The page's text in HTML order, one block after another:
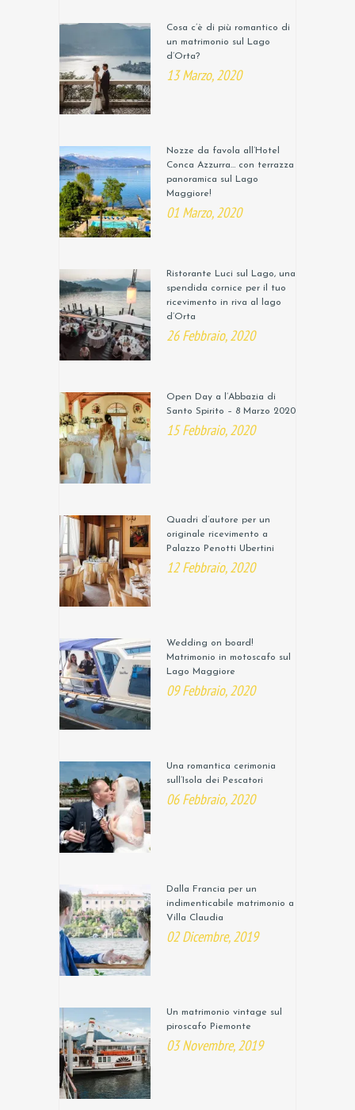
Cosa c’è di più romantico di
un matrimonio sul Lago
d’Orta?
13 Marzo, 2020
Nozze da favola all’Hotel
Conca Azzurra… con terrazza
panoramica sul Lago
Maggiore!
01 Marzo, 2020
Ristorante Luci sul Lago, una
spendida cornice per il tuo
ricevimento in riva al lago
d’Orta
26 Febbraio, 2020
Open Day a l’Abbazia di
Santo Spirito – 8 Marzo 2020
15 Febbraio, 2020
Quadri d’autore per un
originale ricevimento a
Palazzo Penotti Ubertini
12 Febbraio, 2020
Wedding on board!
Matrimonio in motoscafo sul
Lago Maggiore
09 Febbraio, 2020
Una romantica cerimonia
sull’Isola dei Pescatori
06 Febbraio, 2020
Dalla Francia per un
indimenticabile matrimonio a
Villa Claudia
02 Dicembre, 2019
Un matrimonio vintage sul
piroscafo Piemonte
03 Novembre, 2019